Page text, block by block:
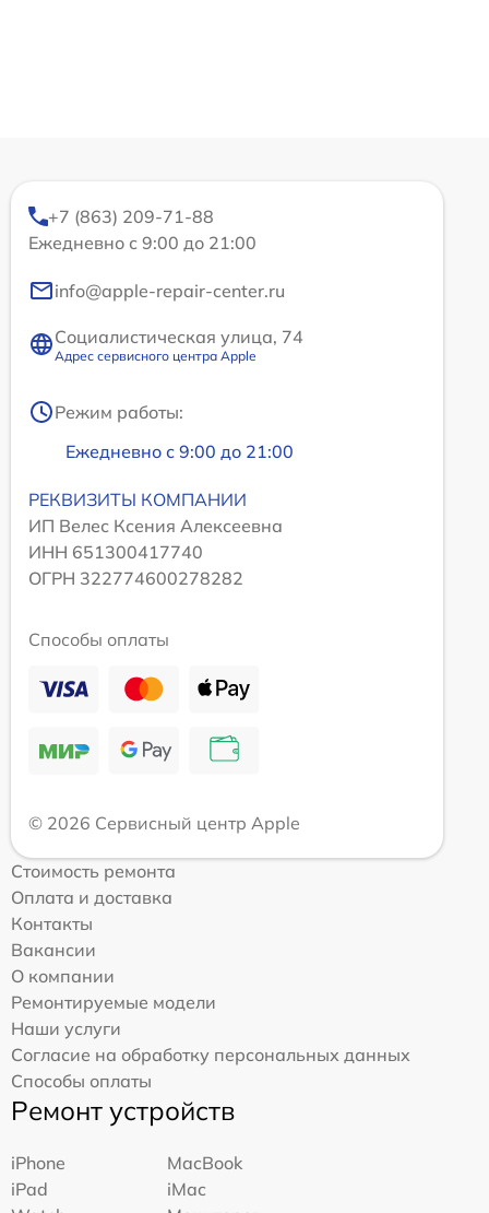
+7 (863) 209-71-88
Ежедневно с 9:00 до 21:00
info@apple-repair-center.ru
Социалистическая улица, 74
Адрес сервисного центра Apple
Режим работы:
Ежедневно с 9:00 до 21:00
РЕКВИЗИТЫ КОМПАНИИ
ИП Велес Ксения Алексеевна
ИНН 651300417740
ОГРН 322774600278282
Способы оплаты
© 2026 Сервисный центр Apple
Стоимость ремонта
Оплата и доставка
Контакты
Вакансии
О компании
Ремонтируемые модели
Наши услуги
Согласие на обработку персональных данных
Способы оплаты
Ремонт устройств
iPhone
MacBook
iPad
iMac